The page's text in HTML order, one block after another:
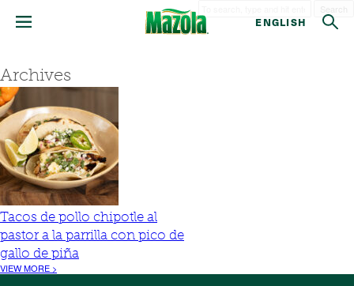
ENGLISH
Archives
Tacos de pollo chipotle al
pastor a la parrilla con pico de
gallo de piña
VIEW MORE >